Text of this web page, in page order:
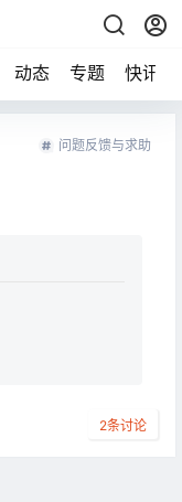
动态 专题 快讯
问题反馈与求助
2条讨论